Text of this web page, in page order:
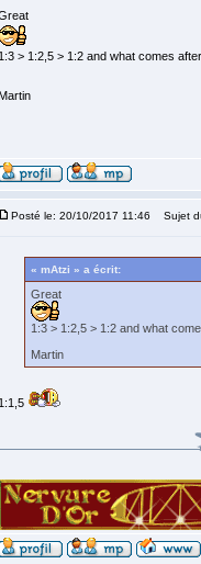
1:3 > 1:2,5 > 1:2 and what comes
Posté le: 20/10/2017 11:46 Sujet
« mAtzi » a écrit:
Great
1:3 > 1:2,5 > 1:2 and what
Martin
1:1,5